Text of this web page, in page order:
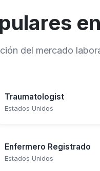
del mercado
Traumatologist
Estados Unidos
Enfermero Registrado
Estados Unidos